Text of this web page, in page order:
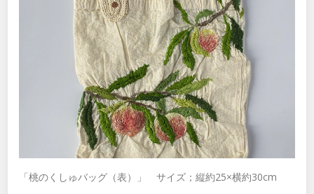
「桃のくしゅバッグ（表）」 サイズ；縦約25×横約30cm